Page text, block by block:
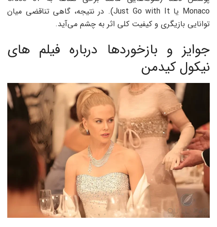
Monaco یا Just Go with It). در نتیجه، گاهی تناقضی میان
توانایی بازیگری و کیفیت کلی اثر به چشم می‌آید.
جوایز و بازخوردها درباره فیلم های
نیکول کیدمن